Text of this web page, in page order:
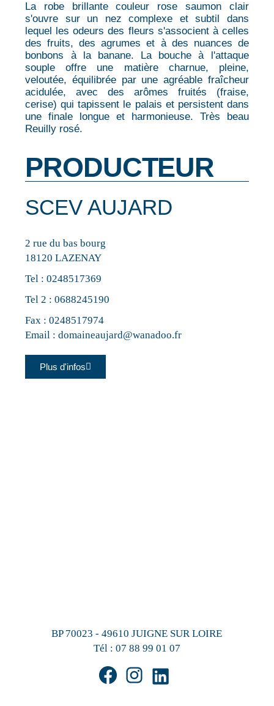
La robe brillante couleur rose saumon clair
s'ouvre sur un nez complexe et subtil dans
lequel les odeurs des fleurs s'associent à celles
des fruits, des agrumes et à des nuances de
bonbons à la banane. La bouche à l'attaque
souple offre une matière charnue, pleine,
veloutée, équilibrée par une agréable fraîcheur
acidulée, avec des arômes fruités (fraise,
cerise) qui tapissent le palais et persistent dans
une finale longue et harmonieuse. Très beau
Reuilly rosé.
PRODUCTEUR
SCEV AUJARD
2 rue du bas bourg
18120 LAZENAY
Tel :0248517369
Tel 2 :0688245190
Fax : 0248517974
Email :domaineaujard@wanadoo.fr
Plus d'infos
BP 70023 - 49610 JUIGNE SUR LOIRE
Tél : 07 88 99 01 07